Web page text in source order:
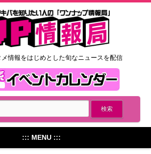
情報をはじめとした旬なニュースを配信
::: MENU :::